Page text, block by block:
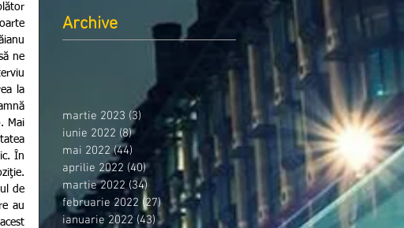
ne
la
Mai
În
de
au
Archive
martie 2023 (3) 3 postări
iunie 2022 (8)8 postări
mai 2022 (44) 44 postări
aprilie 2022 (40)40 postări
martie 2022 (34)34 postări
februarie 2022 (27)27 postări
ianuarie 2022 (43)43 postări